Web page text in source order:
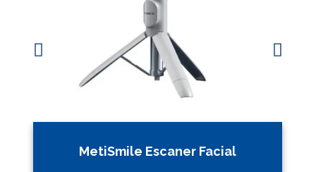
MetiSmile Escaner Facial